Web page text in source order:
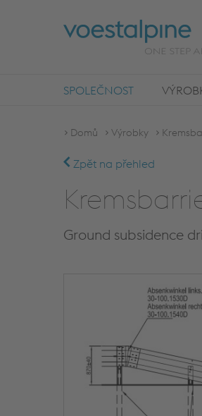
SPOLEČNOST
Domů Výrobky
Zpět na přehled
Ground subsidence